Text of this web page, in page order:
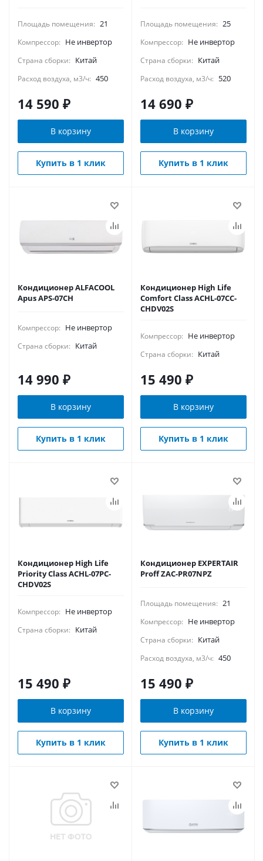
Площадь помещения: 21
Компрессор: Не инвертор
Страна сборки: Китай
Расход воздуха, м3/ч: 450
14 590 ₽
В корзину
Купить в 1 клик
Площадь помещения: 25
Компрессор: Не инвертор
Страна сборки: Китай
Расход воздуха, м3/ч: 520
14 690 ₽
В корзину
Купить в 1 клик
Кондиционер ALFACOOL
Apus APS-07CH
Компрессор: Не инвертор
Страна сборки: Китай
14 990 ₽
В корзину
Купить в 1 клик
Кондиционер High Life
Comfort Class ACHL-07CC-
CHDV02S
Компрессор: Не инвертор
Страна сборки: Китай
15 490 ₽
В корзину
Купить в 1 клик
Кондиционер High Life
Priority Class ACHL-07PC-
CHDV02S
Компрессор: Не инвертор
Страна сборки: Китай
15 490 ₽
В корзину
Купить в 1 клик
Кондиционер EXPERTAIR
Proff ZAC-PR07NPZ
Площадь помещения: 21
Компрессор: Не инвертор
Страна сборки: Китай
Расход воздуха, м3/ч: 450
15 490 ₽
В корзину
Купить в 1 клик